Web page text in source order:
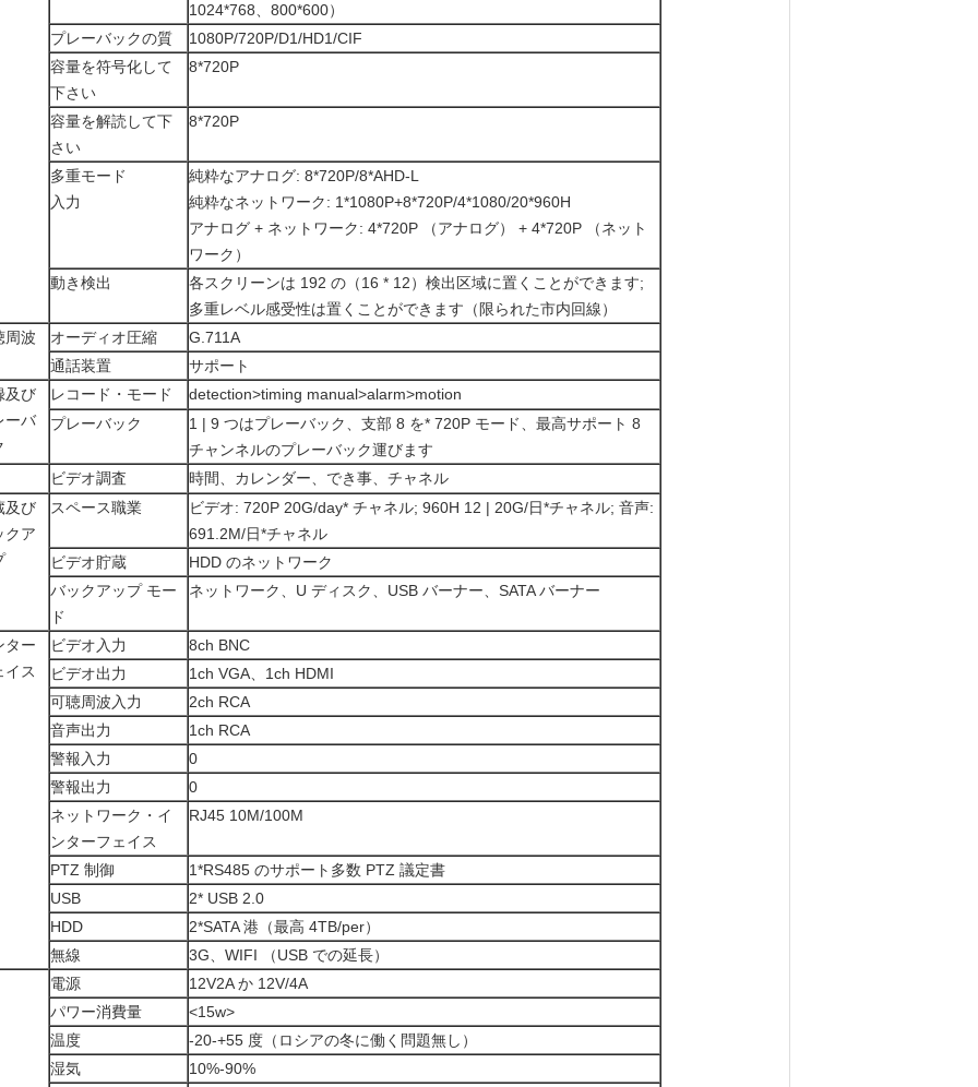
1024*768、800*600）
プレーバックの質
1080P/720P/D1/HD1/CIF
容量を符号化して
下さい
8*720P
容量を解読して下
さい
8*720P
多重モード
入力
純粋なアナログ: 8*720P/8*AHD-L
純粋なネットワーク: 1*1080P+8*720P/4*1080/20*960H
アナログ + ネットワーク: 4*720P （アナログ） + 4*720P （ネット
ワーク）
動き検出
各スクリーンは 192 の（16 * 12）検出区域に置くことができます;
多重レベル感受性は置くことができます（限られた市内回線）
周波
オーディオ圧縮
G.711A
通話装置
サポート
及び
ーバ
レコード・モード
detection>timing manual>alarm>motion
プレーバック
1 | 9 つはプレーバック、支部 8 を* 720P モード、最高サポート 8
チャンネルのプレーバック運びます
ビデオ調査
時間、カレンダー、でき事、チャネル
及び
クア
スペース職業
ビデオ: 720P 20G/day* チャネル; 960H 12 | 20G/日*チャネル; 音声:
691.2M/日*チャネル
ビデオ貯蔵
HDD のネットワーク
バックアップ モー
ド
ネットワーク、U ディスク、USB バーナー、SATA バーナー
ター
イス
ビデオ入力
8ch BNC
ビデオ出力
1ch VGA、1ch HDMI
可聴周波入力
2ch RCA
音声出力
1ch RCA
警報入力
0
警報出力
0
ネットワーク・イ
ンターフェイス
RJ45 10M/100M
PTZ 制御
1*RS485 のサポート多数 PTZ 議定書
USB
2* USB 2.0
HDD
2*SATA 港（最高 4TB/per）
無線
3G、WIFI （USB での延長）
電源
12V2A か 12V/4A
パワー消費量
<15w>
温度
-20-+55 度（ロシアの冬に働く問題無し）
湿気
10%-90%